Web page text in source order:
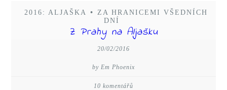
2016: ALJAŠKA •
ZA HRANICEMI VŠEDNÍCH
DNÍ
Z Prahy na Aljašku
20/02/2016
by Em Phoenix
10 komentářů